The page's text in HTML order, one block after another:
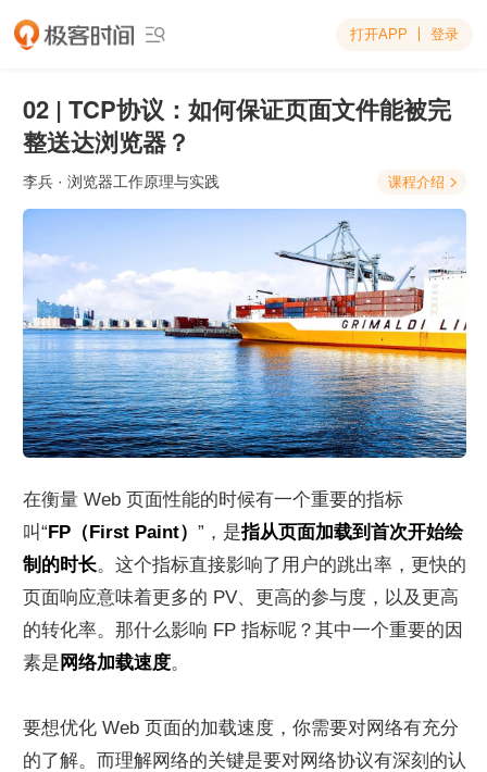
 打开APP 登录
02 | TCP协议：如何保证页面文件能被完
整送达浏览器？
李兵 · 浏览器工作原理与实践 课程介绍 
在衡量 Web 页面性能的时候有一个重要的指标
叫“FP（First Paint） ”，是指从页面加载到首次开始绘
制的时长。这个指标直接影响了用户的跳出率，更快的
页面响应意味着更多的 PV、更高的参与度，以及更高
的转化率。那什么影响 FP 指标呢？其中一个重要的因
素是 网络加载速度。
要想优化 Web 页面的加载速度，你需要对网络有充分
的了解。而理解网络的关键是要对网络协议有深刻的认